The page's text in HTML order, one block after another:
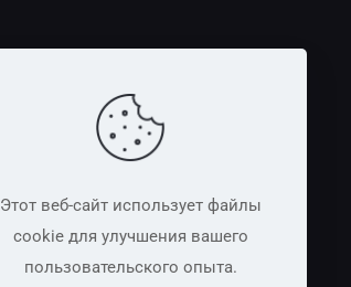
Этот веб-сайт использует файлы
cookie для улучшения вашего
пользовательского опыта.